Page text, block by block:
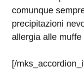
comunque
precipitazioni
allergia alle
[/